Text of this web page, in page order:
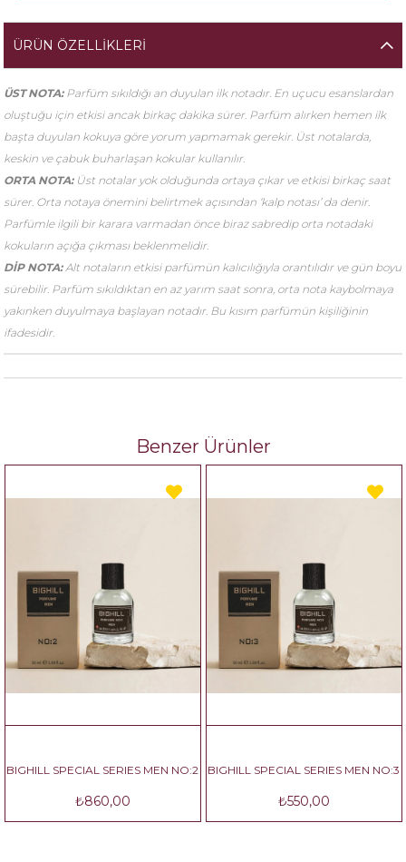
ÜRÜN ÖZELLIKLERI
ÜST NOTA:Parfüm sıkıldığı an duyulan ilk notadır. En uçucu esanslardan
oluştuğu için etkisi ancak birkaç dakika sürer. Parfüm alırken hemen ilk
başta duyulan kokuya göre yorum yapmamak gerekir. Üst notalarda,
keskin ve çabuk buharlaşan kokular kullanılır.
ORTA NOTA: Üst notalar yok olduğunda ortaya çıkar ve etkisi birkaç saat
sürer. Orta notaya önemini belirtmek açısından ‘kalp notası’ da denir.
Parfümle ilgili bir karara varmadan önce biraz sabredip orta notadaki
kokuların açığa çıkması beklenmelidir.
DİP NOTA:Alt notaların etkisi parfümün kalıcılığıyla orantılıdır ve gün boyu
sürebilir. Parfüm sıkıldıktan en az yarım saat sonra, orta nota kaybolmaya
yakınken duyulmaya başlayan notadır. Bu kısım parfümün kişiliğinin
ifadesidir.
Benzer Ürünler
SPECIAL SERIES MEN NO:2
₺860,00
BIGHILL SPECIAL SERIES MEN NO:3
₺550,00